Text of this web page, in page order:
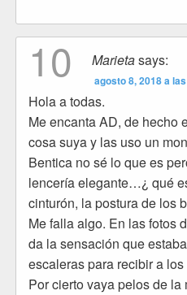
10 Marietasays:
agosto 8, 2018 a
Hola a todas.
Me encanta AD, de hecho
cosa suya y las uso un
Bentica no sé lo que es
lencería elegante…¿ qué
cinturón, la postura de los
Me falla algo. En las fotos
da la sensación que
escaleras para recibir a
Por cierto vaya pelos de